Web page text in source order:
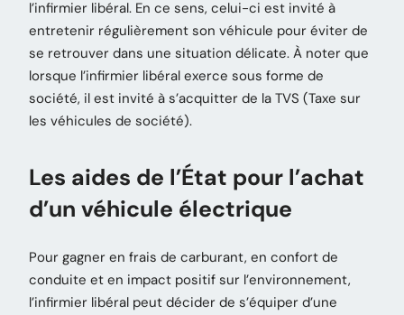
l’infirmier libéral. En ce sens, celui-ci est invité à
entretenir régulièrement son véhicule pour éviter de
se retrouver dans une situation délicate. À noter que
lorsque l’infirmier libéral exerce sous forme de
société, il est invité à s’acquitter de la TVS (Taxe sur
les véhicules de société).
Les aides de l’État pour l’achat
d’un véhicule électrique
Pour gagner en frais de carburant, en confort de
conduite et en impact positif sur l’environnement,
l’infirmier libéral peut décider de s’équiper d’une